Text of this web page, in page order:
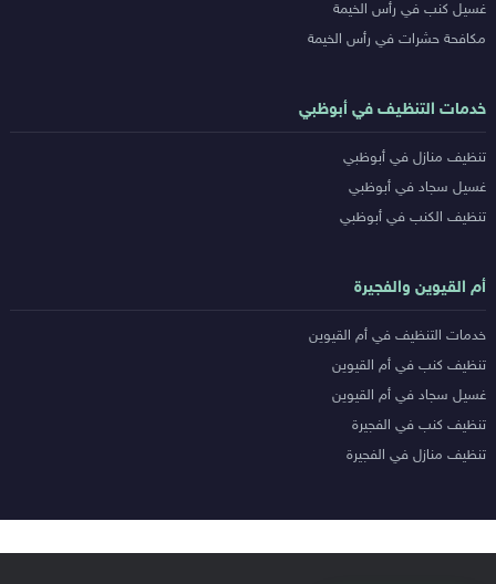
غسيل كنب في رأس الخيمة
مكافحة حشرات في رأس الخيمة
خدمات التنظيف في أبوظبي
تنظيف منازل في أبوظبي
غسيل سجاد في أبوظبي
تنظيف الكنب في أبوظبي
أم القيوين والفجيرة
خدمات التنظيف في أم القيوين
تنظيف كنب في أم القيوين
غسيل سجاد في أم القيوين
تنظيف كنب في الفجيرة
تنظيف منازل في الفجيرة